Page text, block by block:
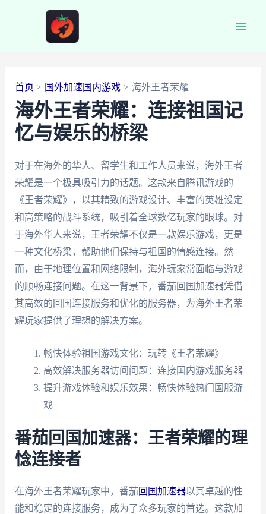
首页 国外加速国内游戏 海外王者荣耀
海外王者荣耀：连接祖国记
忆与娱乐的桥梁
对于在海外的华人、留学生和工作人员来说，海外王者
荣耀是一个极具吸引力的话题。这款来自腾讯游戏的
《王者荣耀》，以其精致的游戏设计、丰富的英雄设定
和高策略的战斗系统，吸引着全球数亿玩家的眼球。对
于海外华人来说，王者荣耀不仅是一款娱乐游戏，更是
一种文化桥梁，帮助他们保持与祖国的情感连接。然
而，由于地理位置和网络限制，海外玩家常面临与游戏
的顺畅连接问题。在这一背景下，番茄回国加速器凭借
其高效的回国连接服务和优化的服务器，为海外王者荣
耀玩家提供了理想的解决方案。
畅快体验祖国游戏文化：玩转《王者荣耀》
高效解决服务器访问问题：连接国内游戏服务器
提升游戏体验和娱乐效果：畅快体验热门国服游
戏
番茄回国加速器：王者荣耀的理
惗连接者
在海外王者荣耀玩家中，番茄回国加速器以其卓越的性
能和稳定的连接服务，成为了众多玩家的首选。这款加